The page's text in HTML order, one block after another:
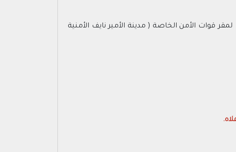
1442/04/15 هـ وذلك امام البوابة الشرقية لمقر قوات الأمن الخاصة ( مدينة الأمير نايف الأمنية